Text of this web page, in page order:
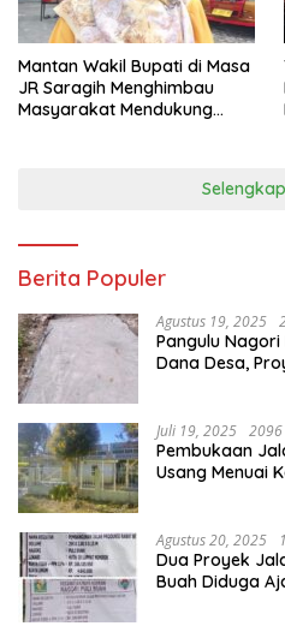
Mantan Wakil Bupati di Masa
JR Saragih Menghimbau
Masyarakat Mendukung
Berita Populer
Agustus 19, 2025
Pangulu Nagori
Dana Desa,
Juli 19, 2025
Pembukaan
Usang Menuai
Agustus 20, 2025
Dua Proyek
Buah Diduga